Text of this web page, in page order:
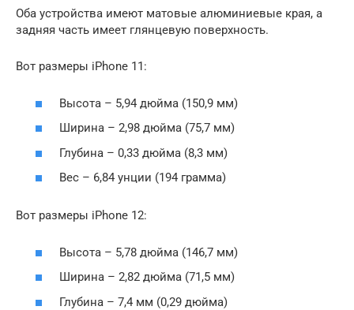
Оба устройства имеют матовые алюминиевые края, а
задняя часть имеет глянцевую поверхность.
Вот размеры iPhone 11:
Высота – 5,94 дюйма (150,9 мм)
Ширина – 2,98 дюйма (75,7 мм)
Глубина – 0,33 дюйма (8,3 мм)
Вес – 6,84 унции (194 грамма)
Вот размеры iPhone 12:
Высота – 5,78 дюйма (146,7 мм)
Ширина – 2,82 дюйма (71,5 мм)
Глубина – 7,4 мм (0,29 дюйма)